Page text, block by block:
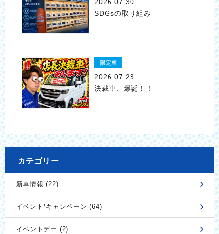
2026.07.30
SDGsの取り組み
限定車
2026.07.23
決裁車、爆誕！！
カテゴリー
新車情報 (22)
イベント/キャンペーン (64)
イベントデー (2)